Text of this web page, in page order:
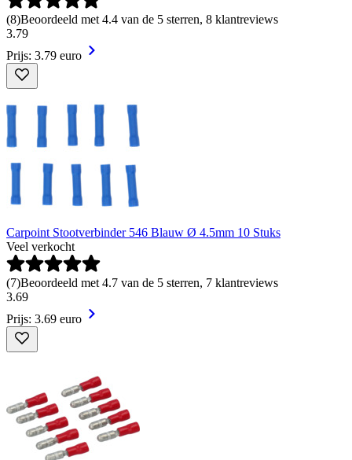
(8)Beoordeeld met 4.4 van de 5 sterren, 8 klantreviews
3.79
Prijs: 3.79 euro
Carpoint Stootverbinder 546 Blauw Ø 4.5mm 10 Stuks
Veel verkocht
(7)Beoordeeld met 4.7 van de 5 sterren, 7 klantreviews
3.69
Prijs: 3.69 euro